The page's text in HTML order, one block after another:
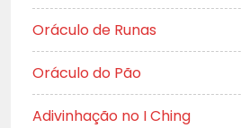
Oráculo de Runas
Oráculo do Pão
Adivinhação no I Ching